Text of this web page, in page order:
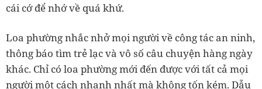
cái cớ để nhớ về quá khứ.
Loa phường nhắc nhở mọi người về công tác an ninh,
thông báo tìm trẻ lạc và vô số câu chuyện hàng ngày
khác. Chỉ có loa phường mới đến được với tất cả mọi
người một cách nhanh nhất mà không tốn kém. Dẫu